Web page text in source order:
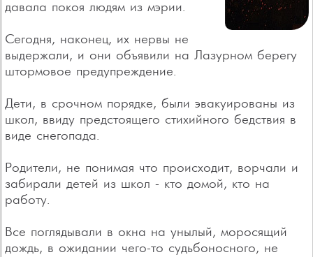
давала покоя людям из мэрии.
Сегодня, наконец, их нервы не
выдержали, и они объявили на Лазурном берегу
штормовое предупреждение.
Дети, в срочном порядке, были эвакуированы из
школ, ввиду предстоящего стихийного бедствия в
виде снегопада.
Родители, не понимая что происходит, ворчали и
забирали детей из школ - кто домой, кто на
работу.
Все поглядывали в окна на унылый, моросящий
дождь, в ожидании чего-то судьбоносного, не